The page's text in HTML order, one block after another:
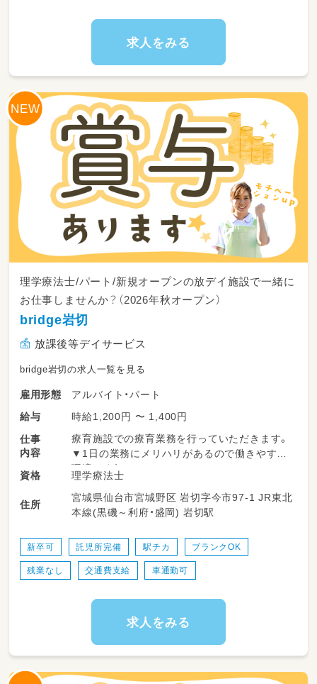
8：45～朝礼・申し送り・受入れ準備
9：00～ご自宅にお迎え
12：00～昼食
13：00～日中活動
16：00～ご自宅まで送迎
17：15～片づけ、終礼、記録などの業務
求人をみる
理学療法士/パート/新規オープンの放デイ施設で一緒に
お仕事しませんか？（2026年秋オープン）
bridge岩切
放課後等デイサービス
bridge岩切の求人一覧を見る
雇用形態
アルバイト・パート
給与
時給1,200円 〜 1,400円
仕事
内容
療育施設での療育業務を行っていただきます。
▼1日の業務にメリハリがあるので働きやすい
環境です！
＜一日の流れ＞
◎平日の放課後利用
14：30～送迎出発で各学校お迎え
15：30～支援時間
17：00～ご自宅まで送迎
8：45～朝礼・申し送り・受入れ準備
9：00～ご自宅にお迎え
12：00～昼食
資格 理学療法士
住所
宮城県仙台市宮城野区 岩切字今市97-1 JR東北
本線(黒磯～利府・盛岡) 岩切駅
新卒可 託児所完備 駅チカ ブランクOK
残業なし 交通費支給 車通勤可
求人をみる